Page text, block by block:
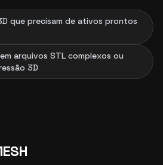
que precisam de ativos prontos
arquivos STL complexos ou
3D